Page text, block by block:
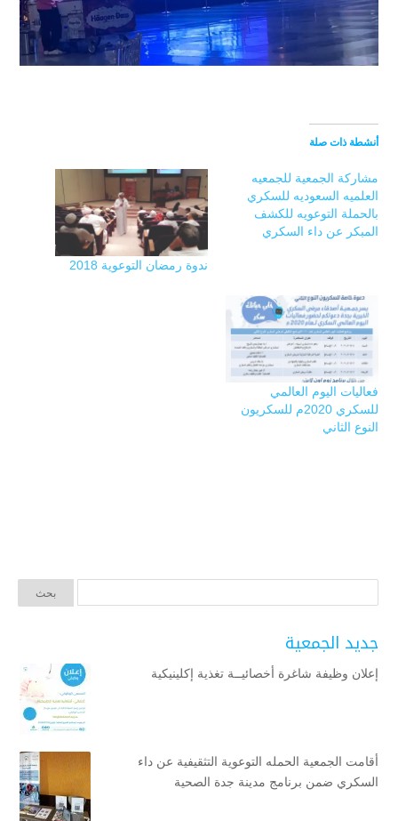
أنشطة ذات صلة
مشاركة الجمعية للجمعيه
العلميه السعوديه للسكري
بالحملة التوعويه للكشف
المبكر عن داء السكري
ندوة رمضان التوعوية 2018
فعاليات اليوم العالمي
للسكري 2020م للسكريون
النوع الثاني
جديد الجمعية
إعلان وظيفة شاغرة أخصائيــة تغذية إكلينيكية
أقامت الجمعية الحمله التوعوية التثقيفية عن داء
السكري ضمن برنامج مدينة جدة الصحية